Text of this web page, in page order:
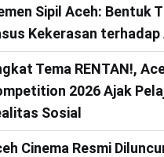
Sipil Aceh: Bentuk
Kekerasan terhadap
Tema RENTAN!,
2026 Ajak
Sosial
Cinema Resmi